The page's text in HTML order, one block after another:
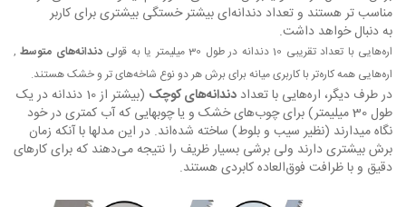
مناسب تر هستند و تعداد دندانه‌ای بیشتر خستگی بیشتری برای کاربر
به دنبال خواهد داشت.
اره‌هایی با تعداد تقریبی 10 دندانه در طول 30 میلیمتر یا به قولی دندانه‌های متوسط,
اره‌هایی همه کاره‌تر با کاربری میانه برای برش هر دو نوع شاخه‌های تر و خشک هستند.
در طرف دیگر، اره‌هایی با تعداد دندانه‌های کوچک
(بیشتر از 10 دندانه در یک
طول 30 میلیمتر) برای چوب‌های خشک و یا چوبهایی که آب کمتری در خود
نگاه میدارند (نظیر سیب و بلوط) ساخته شده‌اند. در این مدلها با آنکه زمان
برش بیشتری دارند ولی برشی بسیار ظریف را نتیجه می‌دهند که برای کارهای
دقیق و با ظرافت فوق‌العاده کابردی هستند.